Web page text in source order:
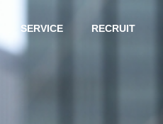
SERVICE RECRUIT